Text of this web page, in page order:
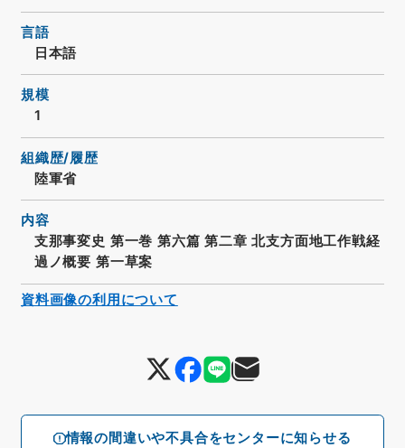
情報の間違いや不具合をセンターに知らせる
言語
日本語
規模
1
組織歴/履歴
陸軍省
内容
支那事変史 第一巻 第六篇 第二章 北支方面地工作戦経
過ノ概要 第一草案
資料画像の利用について